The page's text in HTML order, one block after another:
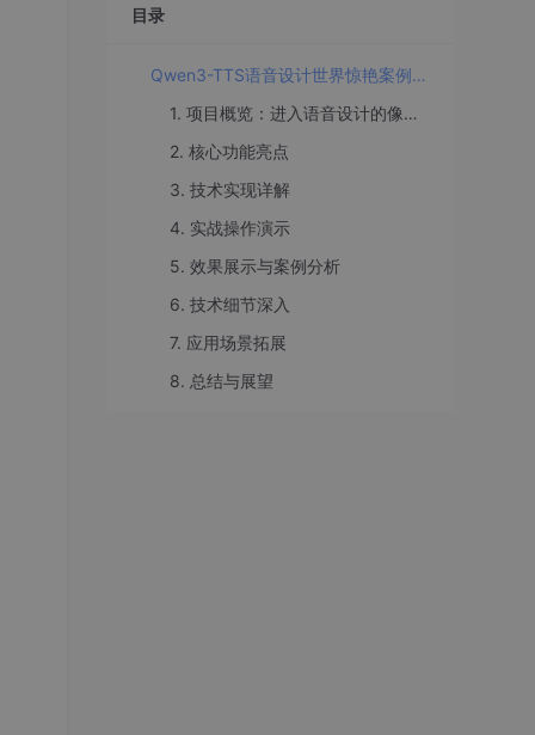
目录
Qwen3-TTS语音设计世界惊艳案例：游戏成就解锁语音+金币HUD特效联动
1. 项目概览：进入语音设计的像素世界
2. 核心功能亮点
3. 技术实现详解
4. 实战操作演示
5. 效果展示与案例分析
6. 技术细节深入
7. 应用场景拓展
8. 总结与展望